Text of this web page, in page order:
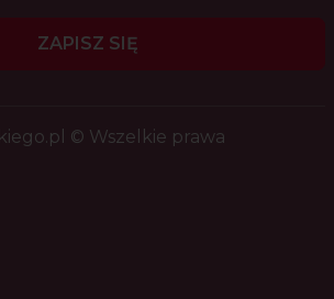
ZAPISZ SIĘ
© Wszelkie prawa